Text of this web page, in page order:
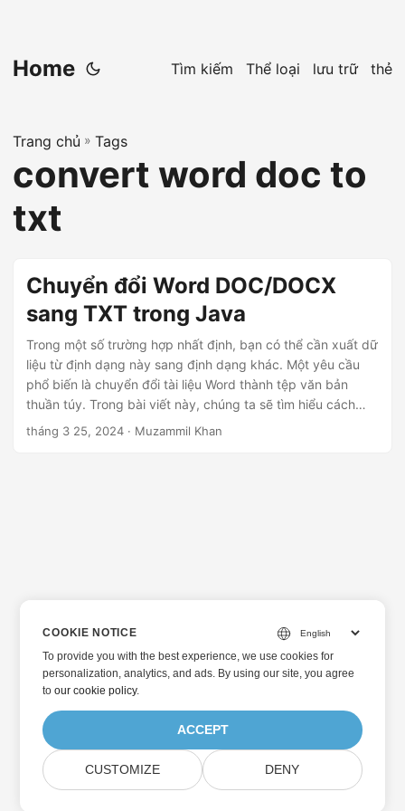
Home Tìm kiếm Thể loại lưu trữ thẻ
Trang chủ » Tags
convert word doc to
txt
Chuyển đổi Word DOC/DOCX
sang TXT trong Java
Trong một số trường hợp nhất định, bạn có thể cần xuất dữ
liệu từ định dạng này sang định dạng khác. Một yêu cầu
phổ biến là chuyển đổi tài liệu Word thành tệp văn bản
thuần túy. Trong bài viết này, chúng ta sẽ tìm hiểu cách
chuyển đổi Word sang TXT trong Java bằng thư viện Java
tháng 3 25, 2024 · Muzammil Khan
COOKIE NOTICE
To provide you with the best experience, we use cookies for
personalization, analytics, and ads. By using our site, you agree
toour cookie policy.
ACCEPT
CUSTOMIZE DENY